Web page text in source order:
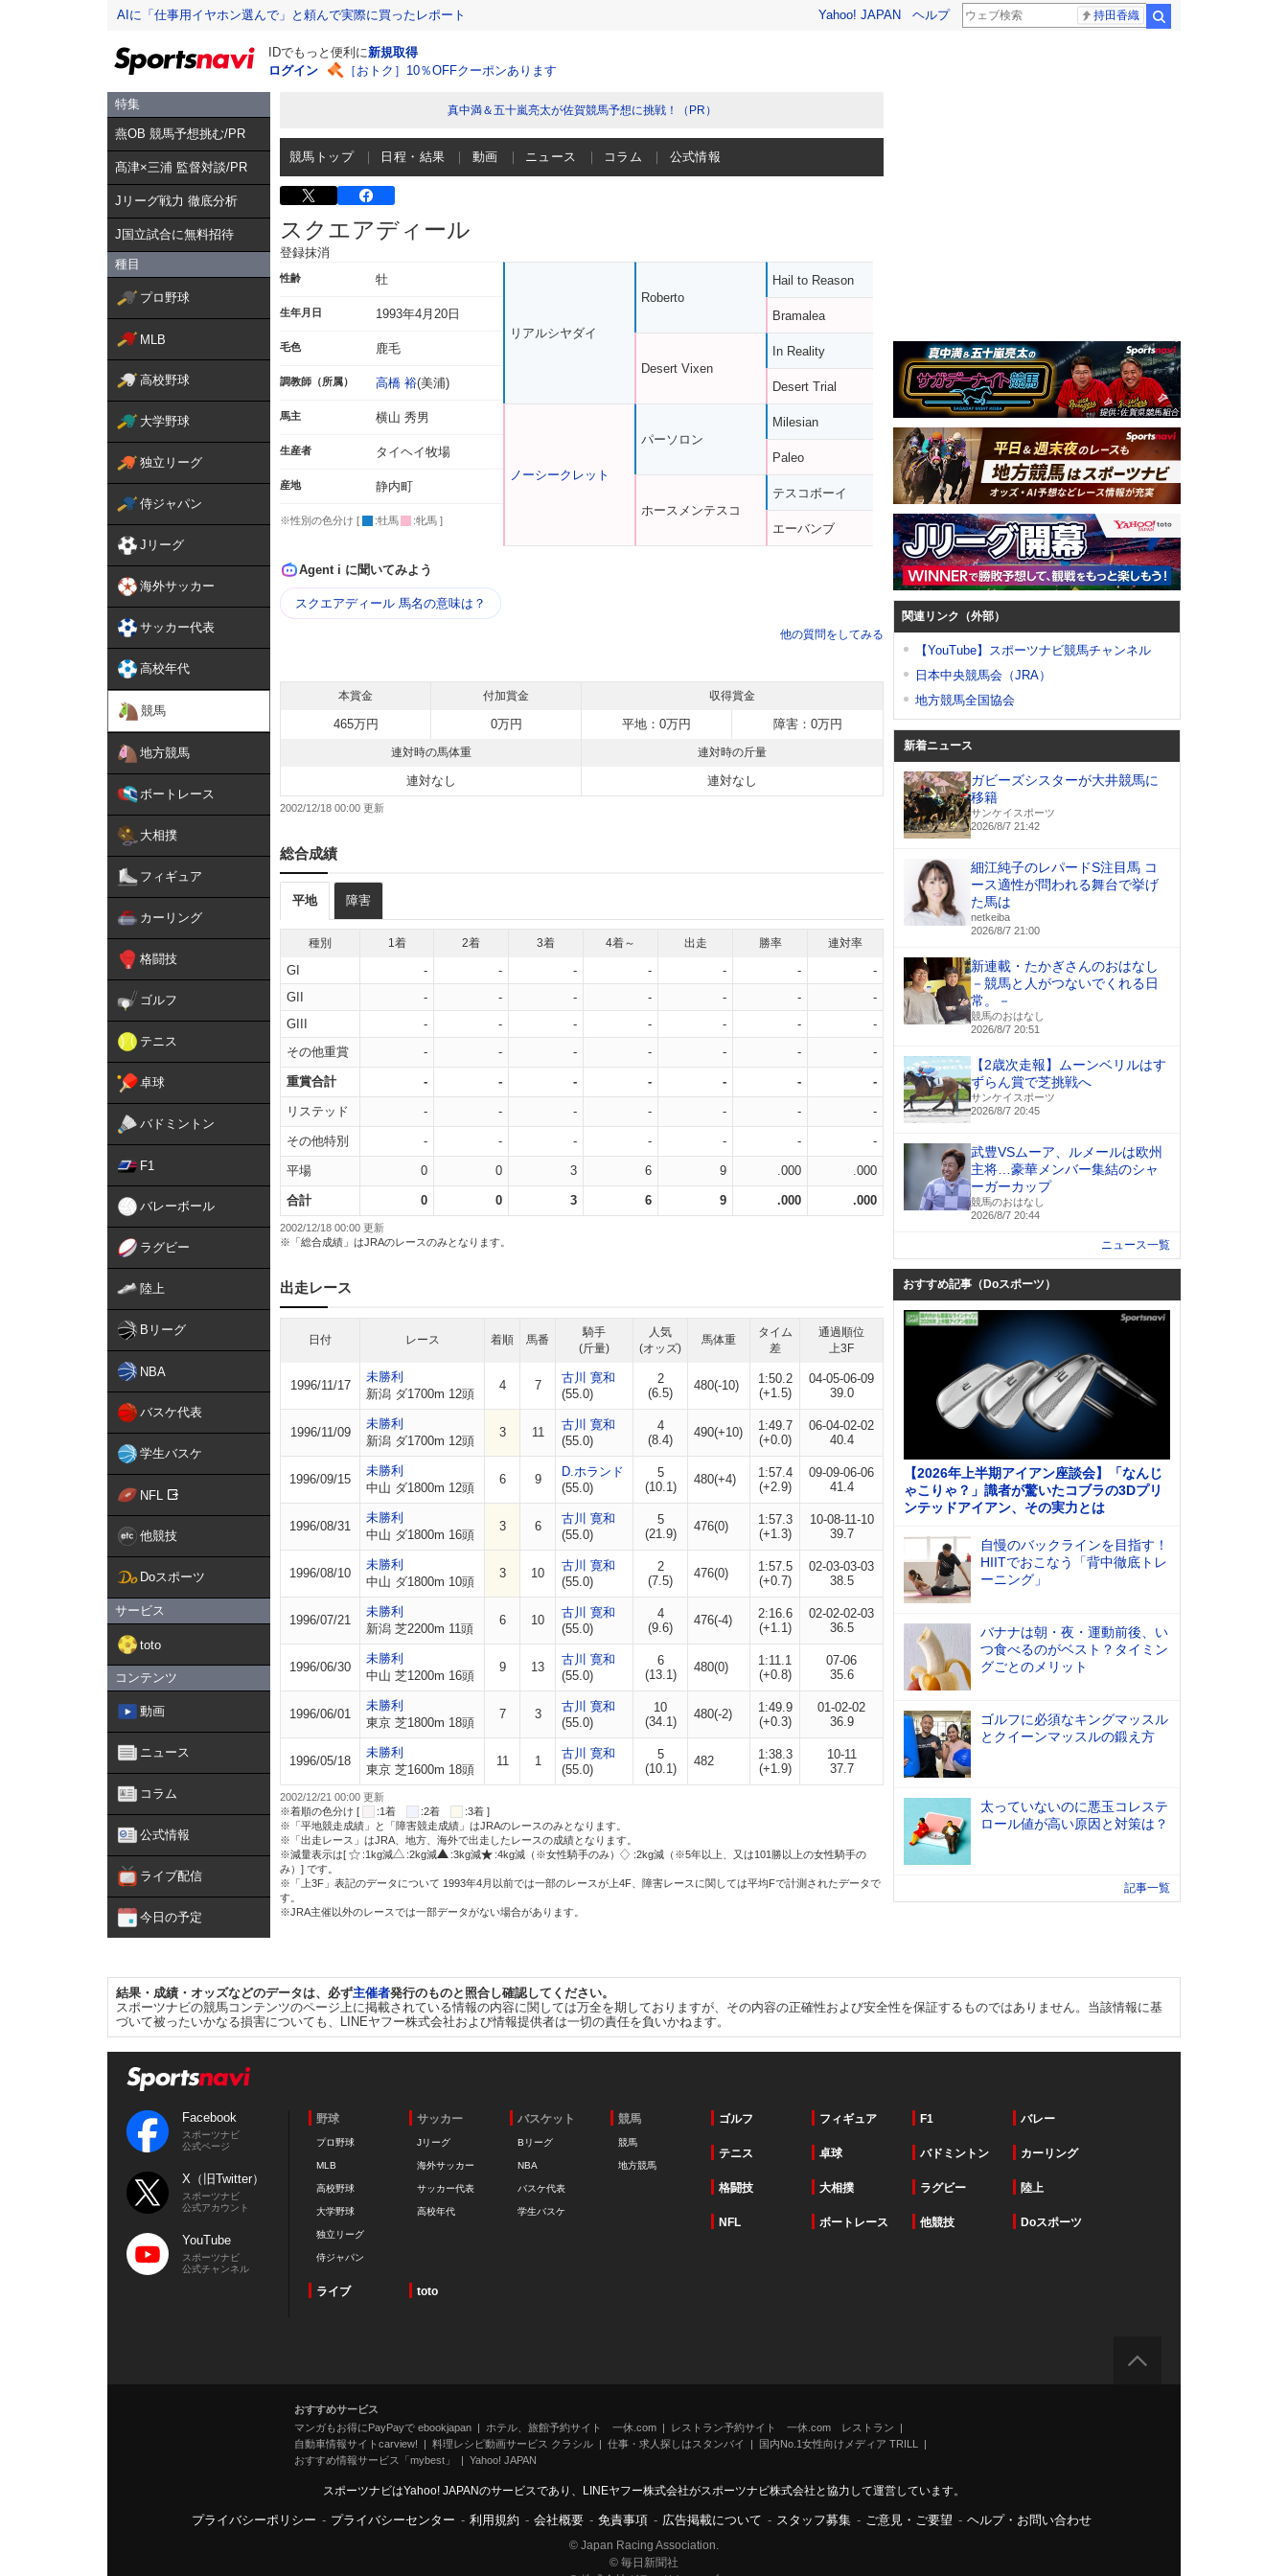
AIに「仕事用イヤホン選んで」と頼んで実際に買ったレポート Yahoo! JAPAN ヘルプ 持田香織
IDでもっと便利に新規取得
ログイン
［おトク］10％OFFクーポンあります
特集
燕OB 競馬予想挑む/PR
髙津×三浦 監督対談/PR
Jリーグ戦力 徹底分析
J国立試合に無料招待
種目
プロ野球
MLB
高校野球
大学野球
独立リーグ
侍ジャパン
Jリーグ
海外サッカー
サッカー代表
高校年代
競馬
地方競馬
ボートレース
大相撲
フィギュア
カーリング
格闘技
ゴルフ
テニス
卓球
バドミントン
F1
バレーボール
ラグビー
陸上
Bリーグ
NBA
バスケ代表
学生バスケ
NFL
他競技
Doスポーツ
サービス
toto
コンテンツ
動画
ニュース
コラム
公式情報
ライブ配信
今日の予定
真中満＆五十嵐亮太が佐賀競馬予想に挑戦！（PR）
競馬トップ 日程・結果 動画 ニュース コラム 公式情報
スクエアディール
登録抹消
性齢 牡
生年月日 1993年4月20日
毛色 鹿毛
調教師（所属） 高橋 裕(美浦)
馬主 横山 秀男
生産者 タイヘイ牧場
産地 静内町
※性別の色分け [ :牡馬 :牝馬 ]
リアルシヤダイ
ノーシークレット
Roberto
Desert Vixen
パーソロン
ホースメンテスコ
Hail to Reason
Bramalea
In Reality
Desert Trial
Milesian
Paleo
テスコボーイ
エーバンブ
Agent i に聞いてみよう
スクエアディール 馬名の意味は？
他の質問をしてみる
本賞金 付加賞金 収得賞金
465万円 0万円 平地：0万円 障害：0万円
連対時の馬体重 連対時の斤量
連対なし 連対なし
2002/12/18 00:00
総合成績
平地 障害
種別 1着 2着 3着 4着～ 出走 勝率 連対率
GI - - - - - -
-
GII
- - - - - -
-
GIII
- - - - - -
-
その他重賞
- - - - - - -
重賞合計 - - - - - - -
リステッド - - - - - - -
その他特別 - - - - - - -
平場 0 0 3 6 9 .000 .000
合計 0 0 3 6 9 .000 .000
2002/12/18 00:00 更新
※「総合成績」はJRAのレースのみとなります。
出走レース
日付 レース 着順 馬番
騎手
(斤量)
人気
(オッズ)
馬体重
タイム
差
通過順位
上3F
1996/11/17
未勝利
新潟 ダ1700m 12頭
4 7
古川 寛和
(55.0)
2
(6.5)
480(-10)
1:50.2
(+1.5)
04-05-06-09
39.0
1996/11/09
未勝利
新潟 ダ1700m 12頭
3 11
古川 寛和
(55.0)
4
(8.4)
490(+10)
1:49.7
(+0.0)
06-04-02-02
40.4
1996/09/15
未勝利
中山 ダ1800m 12頭
6 9
D.ホランド
(55.0)
5
(10.1)
480(+4)
1:57.4
(+2.9)
09-09-06-06
41.4
1996/08/31
未勝利
中山 ダ1800m 16頭
3 6
古川 寛和
(55.0)
5
(21.9)
476(0)
1:57.3
(+1.3)
10-08-11-10
39.7
1996/08/10
未勝利
中山 ダ1800m 10頭
3 10
古川 寛和
(55.0)
2
(7.5)
476(0)
1:57.5
(+0.7)
02-03-03-03
38.5
1996/07/21
未勝利
新潟 芝2200m 11頭
6 10
古川 寛和
(55.0)
4
(9.6)
476(-4)
2:16.6
(+1.1)
02-02-02-03
36.5
1996/06/30
未勝利
中山 芝1200m 16頭
9 13
古川 寛和
(55.0)
6
(13.1)
480(0)
1:11.1
(+0.8)
07-06
35.6
1996/06/01
未勝利
東京 芝1800m 18頭
7 3
古川 寛和
(55.0)
10
(34.1)
480(-2)
1:49.9
(+0.3)
01-02-02
36.9
1996/05/18
未勝利
東京 芝1600m 18頭
11 1
古川 寛和
(55.0)
5
(10.1)
482
1:38.3
(+1.9)
10-11
37.7
2002/12/21 00:00 更新
※着順の色分け [
:1着 :2着
:3着 ]
※「平地競走成績」と「障害競走成績」はJRAのレースのみとなります。
※「出走レース」はJRA、地方、海外で出走したレースの成績となります。
※減量表示は[
:1kg減 :2kg減 :3kg減 :4kg減（※女性騎手のみ）
:2kg減（※5年以上、又は101勝以上の女性騎手の
み）] です。
※「上3F」表記のデータについて 1993年4月以前では一部のレースが上4F、障害レースに関しては平均Fで計測されたデータで
す。
※JRA主催以外のレースでは一部データがない場合があります。
関連リンク（外部）
【YouTube】スポーツナビ競馬チャンネル
日本中央競馬会（JRA）
地方競馬全国協会
新着ニュース
ガビーズシスターが大井競馬に
移籍
サンケイスポーツ
2026/8/7 21:42
細江純子のレパードS注目馬 コ
ース適性が問われる舞台で挙げ
た馬は
netkeiba
2026/8/7 21:00
新連載・たかぎさんのおはなし
－競馬と人がつないでくれる日
常。－
競馬のおはなし
2026/8/7 20:51
【2歳次走報】ムーンベリルはす
ずらん賞で芝挑戦へ
サンケイスポーツ
2026/8/7 20:45
武豊VSムーア、ルメールは欧州
主将…豪華メンバー集結のシャ
ーガーカップ
競馬のおはなし
2026/8/7 20:44
ニュース一覧
おすすめ記事（Doスポーツ）
【2026年上半期アイアン座談会】「なんじ
ゃこりゃ？」識者が驚いたコブラの3Dプリ
ンテッドアイアン、その実力とは
自慢のバックラインを目指す！
HIITでおこなう「背中徹底トレ
ーニング」
バナナは朝・夜・運動前後、い
つ食べるのがベスト？タイミン
グごとのメリット
ゴルフに必須なキングマッスル
とクイーンマッスルの鍛え方
太っていないのに悪玉コレステ
ロール値が高い原因と対策は？
記事一覧
結果・成績・オッズなどのデータは、必ず主催者発行のものと照合し確認してください。
スポーツナビの競馬コンテンツのページ上に掲載されている情報の内容に関しては万全を期しておりますが、その内容の正確性および安全性を保証するものではありません。当該情報に基
づいて被ったいかなる損害についても、LINEヤフー株式会社および情報提供者は一切の責任を負いかねます。
Facebook
スポーツナビ
公式ページ
X（旧Twitter）
スポーツナビ
公式アカウント
YouTube
スポーツナビ
公式チャンネル
野球
プロ野球
MLB
高校野球
大学野球
独立リーグ
侍ジャパン
サッカー
Jリーグ
海外サッカー
サッカー代表
高校年代
バスケット
Bリーグ
NBA
バスケ代表
学生バスケ
競馬
競馬
地方競馬
ゴルフ フィギュア F1 バレー
テニス 卓球 バドミントン カーリング
格闘技 大相撲 ラグビー 陸上
NFL ボートレース 他競技 Doスポーツ
ライブ toto
おすすめサービス
マンガもお得にPayPayで ebookjapan
ホテル、旅館予約サイト 一休.com
レストラン予約サイト 一休.com レストラン
自動車情報サイトcarview!
料理レシピ動画サービス クラシル 仕事・求人探しはスタンバイ
国内No.1女性向けメディア TRILL
おすすめ情報サービス「mybest」
Yahoo! JAPAN
スポーツナビはYahoo! JAPANのサービスであり、LINEヤフー株式会社がスポーツナビ株式会社と協力して運営しています。
プライバシーポリシー - プライバシーセンター - 利用規約 - 会社概要 - 免責事項 - 広告掲載について - スタッフ募集 - ご意見・ご要望 - ヘルプ・お問い合わせ
© Japan Racing Association.
© 毎日新聞社